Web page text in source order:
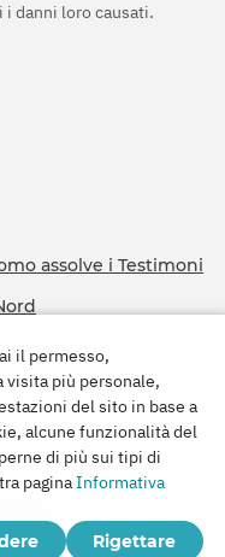
danni loro causati.
assolve i Testimoni
il permesso,
visita più personale,
del sito in base a
alcune funzionalità del
di più sui tipi di
paginaInformativa
Rigettare